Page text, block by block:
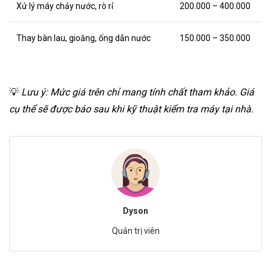
Xử lý máy chảy nước, rò rỉ 200.000 – 400.000
Thay bàn lau, gioăng, ống dẫn nước 150.000 – 350.000
💡 Lưu ý: Mức giá trên chỉ mang tính chất tham khảo. Giá
cụ thể sẽ được báo sau khi kỹ thuật kiểm tra máy tại nhà.
Dyson
Quản trị viên